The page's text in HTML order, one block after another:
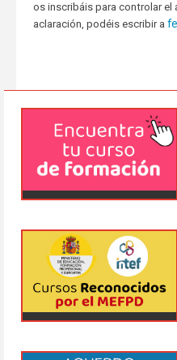
os inscribáis para controlar el
aclaración, podéis escribir a